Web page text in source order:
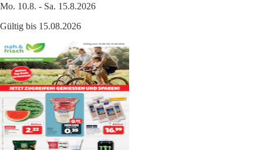
Mo. 10.8. - Sa. 15.8.2026
Gültig bis 15.08.2026